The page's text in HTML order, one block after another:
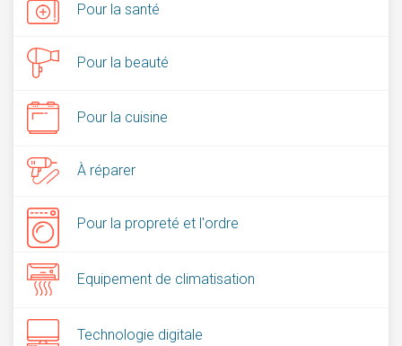
Pour la santé
Pour la beauté
Pour la cuisine
À réparer
Pour la propreté et l'ordre
Equipement de climatisation
Technologie digitale